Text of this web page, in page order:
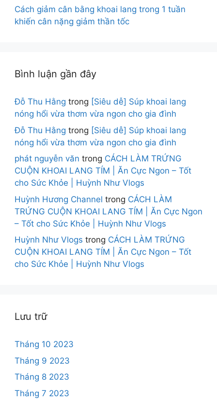
Cách giảm cân bằng khoai lang trong 1 tuần
khiến cân nặng giảm thần tốc
Bình luận gần đây
Đỗ Thu Hằng trong [Siêu dễ] Súp khoai lang
nóng hổi vừa thơm vừa ngon cho gia đình
Đỗ Thu Hằng trong [Siêu dễ] Súp khoai lang
nóng hổi vừa thơm vừa ngon cho gia đình
phát nguyễn văn trong CÁCH LÀM TRỨNG
CUỘN KHOAI LANG TÍM | Ăn Cực Ngon – Tốt
cho Sức Khỏe | Huỳnh Như Vlogs
Huỳnh Hương Channel trong CÁCH LÀM
TRỨNG CUỘN KHOAI LANG TÍM | Ăn Cực Ngon
– Tốt cho Sức Khỏe | Huỳnh Như Vlogs
Huỳnh Như Vlogs trong CÁCH LÀM TRỨNG
CUỘN KHOAI LANG TÍM | Ăn Cực Ngon – Tốt
cho Sức Khỏe | Huỳnh Như Vlogs
Lưu trữ
Tháng 10 2023
Tháng 9 2023
Tháng 8 2023
Tháng 7 2023